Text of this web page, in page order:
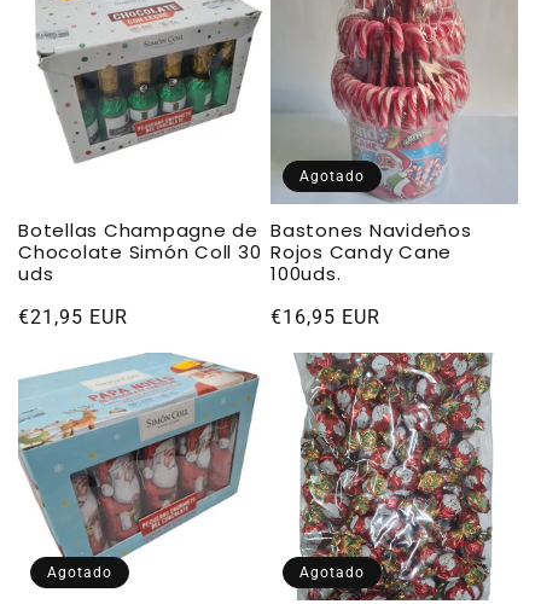
Botellas Champagne de
Chocolate Simón Coll 30
uds
Precio
€21,95 EUR
Agotado
Bastones Navideños
Rojos Candy Cane
100uds.
Precio
€16,95 EUR
Agotado Agotado